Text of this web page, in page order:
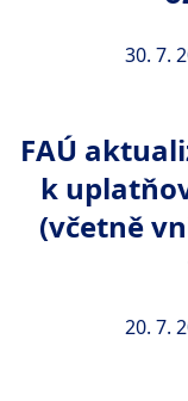
30. 7.
20. 7.
FAÚ
k
(včetně